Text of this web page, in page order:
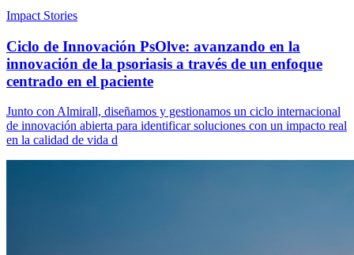
Impact Stories
Ciclo de Innovación PsOlve: avanzando en la
innovación de la psoriasis a través de un enfoque
centrado en el paciente
Junto con Almirall, diseñamos y gestionamos un ciclo internacional
de innovación abierta para identificar soluciones con un impacto real
en la calidad de vida d